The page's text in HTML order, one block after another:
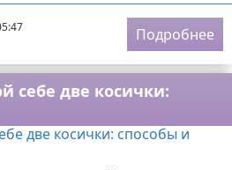
Подробнее
себе две косички: